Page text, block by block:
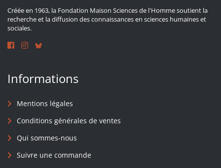
Créée en 1963, la Fondation Maison Sciences de l'Homme soutient la
recherche et la diffusion des connaissances en sciences humaines et
sociales.
Informations
Mentions légales
Conditions générales de ventes
Qui sommes-nous
Suivre une commande